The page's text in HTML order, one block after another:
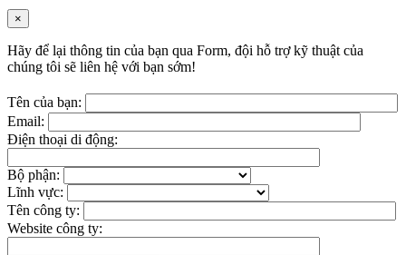
×
Hãy để lại thông tin của bạn qua Form, đội hỗ trợ kỹ thuật của
chúng tôi sẽ liên hệ với bạn sớm!
Tên của bạn:
Email:
Điện thoại di động:
Bộ phận:
Lĩnh vực:
Tên công ty:
Website công ty: